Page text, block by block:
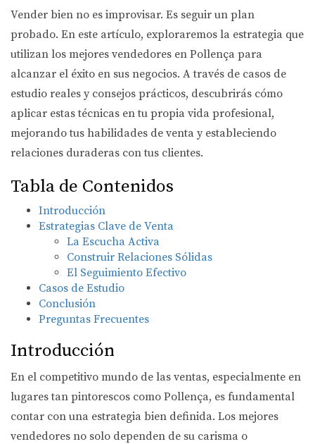
Vender bien no es improvisar. Es seguir un plan
probado. En este artículo, exploraremos la estrategia que
utilizan los mejores vendedores en Pollença para
alcanzar el éxito en sus negocios. A través de casos de
estudio reales y consejos prácticos, descubrirás cómo
aplicar estas técnicas en tu propia vida profesional,
mejorando tus habilidades de venta y estableciendo
relaciones duraderas con tus clientes.
Tabla de Contenidos
Introducción
Estrategias Clave de Venta
La Escucha Activa
Construir Relaciones Sólidas
El Seguimiento Efectivo
Casos de Estudio
Conclusión
Preguntas Frecuentes
Introducción
En el competitivo mundo de las ventas, especialmente en
lugares tan pintorescos como Pollença, es fundamental
contar con una estrategia bien definida. Los mejores
vendedores no solo dependen de su carisma o